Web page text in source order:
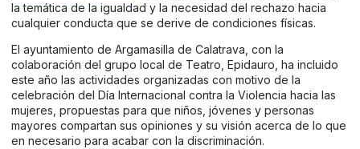
la temática de la igualdad y la necesidad del rechazo hacia
cualquier conducta que se derive de condiciones físicas.
El ayuntamiento de Argamasilla de Calatrava, con la
colaboración del grupo local de Teatro, Epidauro, ha incluido
este año las actividades organizadas con motivo de la
celebración del Día Internacional contra la Violencia hacia las
mujeres, propuestas para que niños, jóvenes y personas
mayores compartan sus opiniones y su visión acerca de lo que
en necesario para acabar con la discriminación.